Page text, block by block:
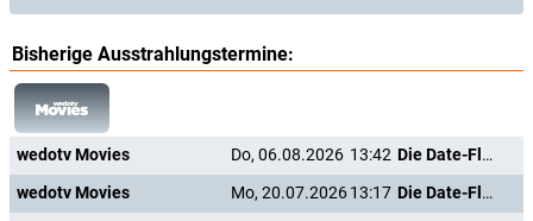
Bisherige Ausstrahlungstermine:
wedotv Movies Do, 06.08.2026 13:42
Die Date-Flüsterin
wedotv Movies
Mo, 20.07.202613:17 Die Date-Flüsterin